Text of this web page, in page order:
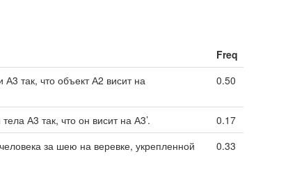
Freq
так, что объект А2 висит на
0.50
А3 так, что он висит на А3’.
0.17
за шею на веревке, укрепленной
0.33